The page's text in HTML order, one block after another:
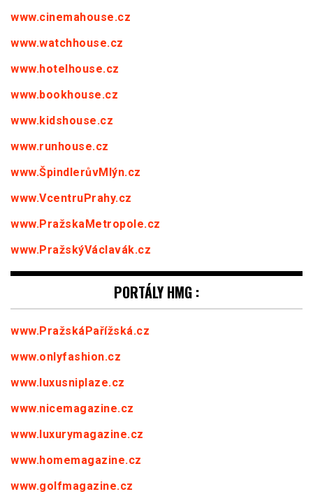
www.cinemahouse.cz
www.watchhouse.cz
www.hotelhouse.cz
www.bookhouse.cz
www.kidshouse.cz
www.runhouse.cz
www.ŠpindlerůvMlýn.cz
www.VcentruPrahy.cz
www.PražskaMetropole.cz
www.PražskýVáclavák.cz
PORTÁLY HMG :
www.PražskáPařížská.cz
www.onlyfashion.cz
www.luxusniplaze.cz
www.nicemagazine.cz
www.luxurymagazine.cz
www.homemagazine.cz
www.golfmagazine.cz